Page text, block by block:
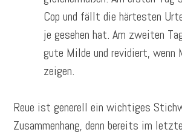
Cop und fällt die härtesten
je gesehen hat. Am zweiten
gute Milde und revidiert, wenn
zeigen.
Reue ist generell ein wichtiges
Zusammenhang, denn bereits im